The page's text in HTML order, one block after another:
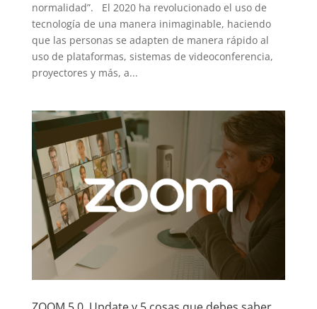
normalidad”. El 2020 ha revolucionado el uso de
tecnología de una manera inimaginable, haciendo
que las personas se adapten de manera rápido al
uso de plataformas, sistemas de videoconferencia,
proyectores y más, a...